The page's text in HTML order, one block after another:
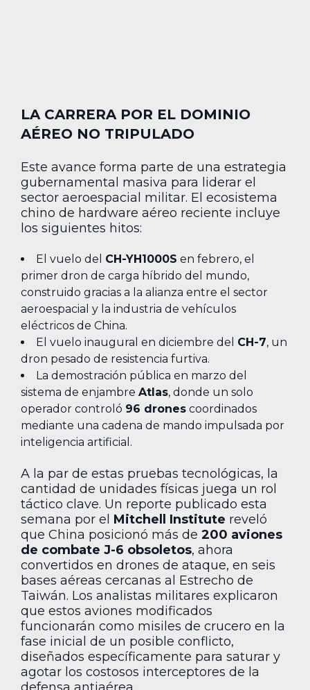
LA CARRERA POR EL DOMINIO
AÉREO NO TRIPULADO
Este avance forma parte de una estrategia
gubernamental masiva para liderar el
sector aeroespacial militar. El ecosistema
chino de hardware aéreo reciente incluye
los siguientes hitos:
El vuelo del CH-YH1000S en febrero, el
primer dron de carga híbrido del mundo,
construido gracias a la alianza entre el sector
aeroespacial y la industria de vehículos
eléctricos de China.
El vuelo inaugural en diciembre del CH-7, un
dron pesado de resistencia furtiva.
La demostración pública en marzo del
sistema de enjambre Atlas, donde un solo
operador controló 96 drones coordinados
mediante una cadena de mando impulsada por
inteligencia artificial.
A la par de estas pruebas tecnológicas, la
cantidad de unidades físicas juega un rol
táctico clave. Un reporte publicado esta
semana por el Mitchell Institute reveló
que China posicionó más de 200 aviones
de combate J-6 obsoletos, ahora
convertidos en drones de ataque, en seis
bases aéreas cercanas al Estrecho de
Taiwán. Los analistas militares explicaron
que estos aviones modificados
funcionarán como misiles de crucero en la
fase inicial de un posible conflicto,
diseñados específicamente para saturar y
agotar los costosos interceptores de la